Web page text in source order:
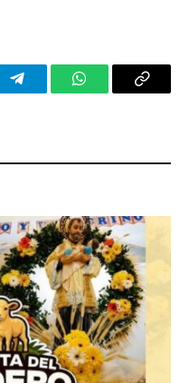
TelegramWhatsAppCopy